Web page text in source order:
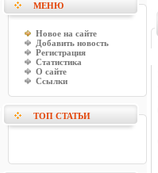
МЕНЮ
Новое на сайте
Добавить новость
Регистрация
Статистика
О сайте
Ссылки
ТОП СТАТЬИ